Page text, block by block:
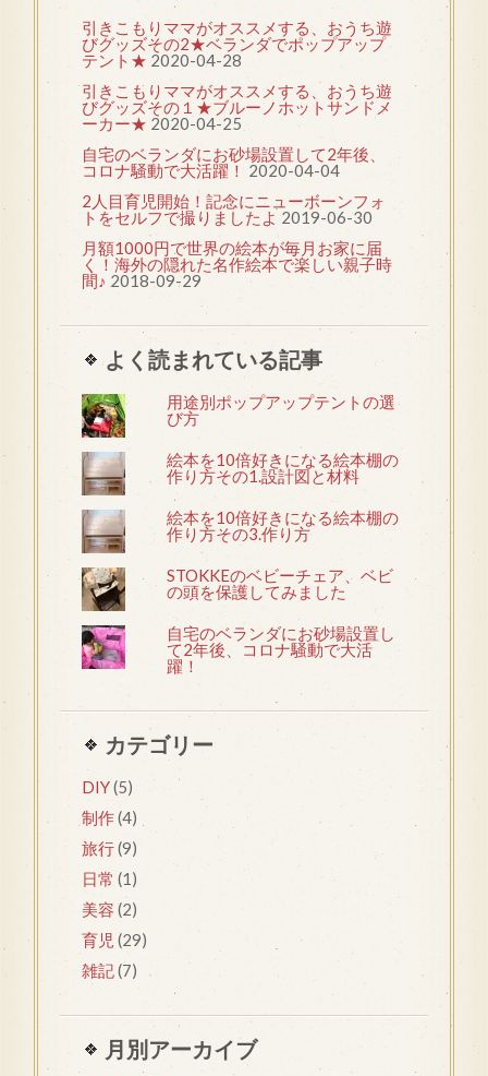
引きこもりママがオススメする、おうち遊
びグッズその2★ベランダでポップアップ
テント★ 2020-04-28
引きこもりママがオススメする、おうち遊
びグッズその１★ブルーノホットサンドメ
ーカー★ 2020-04-25
自宅のベランダにお砂場設置して2年後、
コロナ騒動で大活躍！ 2020-04-04
2人目育児開始！記念にニューボーンフォ
トをセルフで撮りましたよ 2019-06-30
月額1000円で世界の絵本が毎月お家に届
く！海外の隠れた名作絵本で楽しい親子時
間♪ 2018-09-29
よく読まれている記事
用途別ポップアップテントの選
び方
絵本を10倍好きになる絵本棚の
作り方その1.設計図と材料
絵本を10倍好きになる絵本棚の
作り方その3.作り方
STOKKEのベビーチェア、ベビ
の頭を保護してみました
自宅のベランダにお砂場設置し
て2年後、コロナ騒動で大活
躍！
カテゴリー
DIY(5)
制作(4)
旅行(9)
日常 (1)
美容 (2)
育児 (29)
雑記(7)
月別アーカイブ